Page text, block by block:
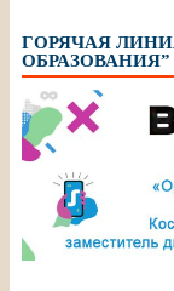
ГОРЯЧАЯ
ОБРАЗОВАНИЯ”